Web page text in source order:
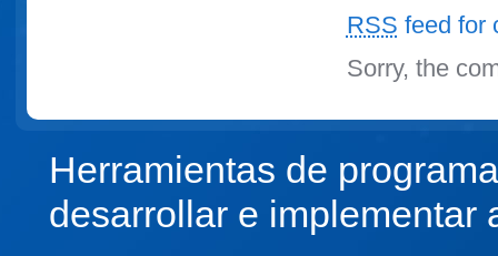
RSS feed for
Sorry, the
Herramientas de
desarrollar e implementar